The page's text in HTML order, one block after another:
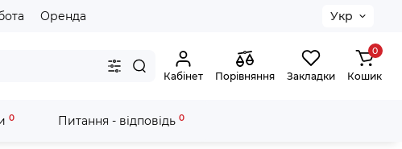
Оренда Укр
Кабінет Порівняння Закладки
0
Кошик
0 Питання - відповідь 0
HR4001C, HR4511C, HR4501C Makita 195866-2